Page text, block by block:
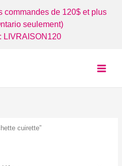
commandes de 120$ et plus
seulement)
LIVRAISON120
cuirette”